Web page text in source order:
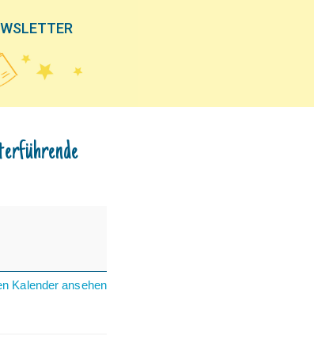
Kalender ansehen